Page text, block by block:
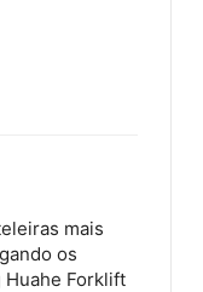
mais
os
Forklift